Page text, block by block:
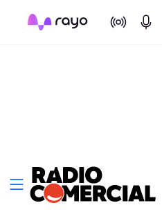
On Air